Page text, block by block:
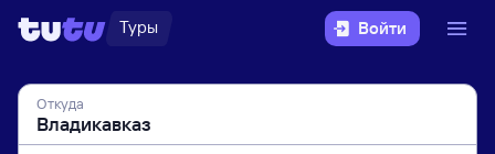
Туры Войти
Откуда